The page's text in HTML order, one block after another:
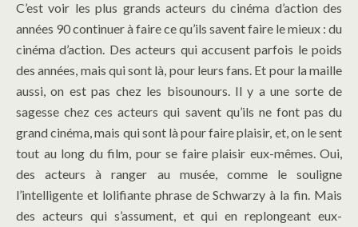
C’est voir les plus grands acteurs du cinéma d’action des
années 90 continuer à faire ce qu’ils savent faire le mieux : du
cinéma d’action. Des acteurs qui accusent parfois le poids
des années, mais qui sont là, pour leurs fans. Et pour la maille
aussi, on est pas chez les bisounours. Il y a une sorte de
sagesse chez ces acteurs qui savent qu’ils ne font pas du
grand cinéma, mais qui sont là pour faire plaisir, et, on le sent
tout au long du film, pour se faire plaisir eux-mêmes. Oui,
des acteurs à ranger au musée, comme le souligne
l’intelligente et lolifiante phrase de Schwarzy à la fin. Mais
des acteurs qui s’assument, et qui en replongeant eux-